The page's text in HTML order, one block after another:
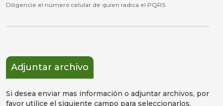
Diligencie el número celular de quien radica el PQRS
Adjuntar archivo
Si desea enviar mas información o adjuntar archivos, por
favor utilice el siguiente campo para seleccionarlos.